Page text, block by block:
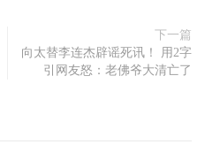
格生成应用程式，在各大社
用者可能要更加留意相关法
下一篇
向太替李连杰辟谣死讯！ 用2字
引网友怒：老佛爷大清亡了